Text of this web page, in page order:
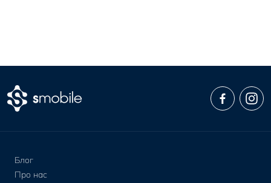
Блог
Про нас